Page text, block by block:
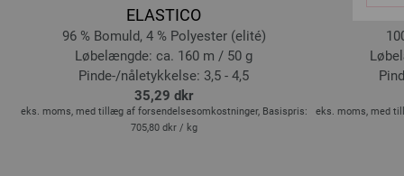
ELASTICO
96 % Bomuld, 4 % Polyester (elité)
Løbelængde: ca. 160 m / 50 g
Pinde-/nåletykkelse: 3,5 - 4,5
35,29 dkr
eks. moms, med tillæg af forsendelsesomkostninger, Basispris:
705,80 dkr / kg
eks. moms, med